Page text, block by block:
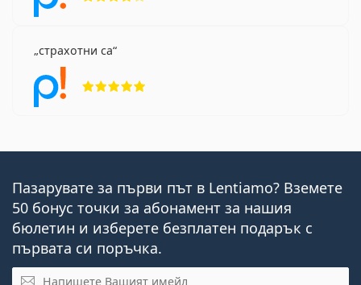
страхотни са
Пазарувате за първи път в Lentiamo? Вземете
50 бонус точки за абонамент за нашия
бюлетин и изберете безплатен подарък с
първата си поръчка.
Имейл